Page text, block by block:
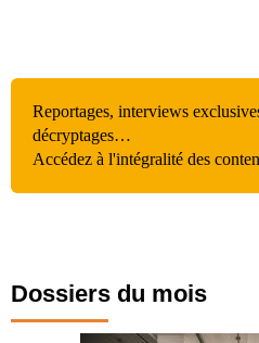
Reportages, interviews
décryptages…
Accédez à l'intégralité des
Dossiers du mois